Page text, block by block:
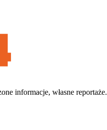
informacje, własne reportaże.